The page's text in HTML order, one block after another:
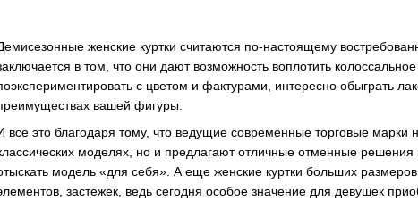
женские куртки считаются по-настоящему
в том, что они дают возможность воплотить
с цветом и фактурами, интересно обыграть
вашей фигуры.
все это благодаря тому, что ведущие современные торговые
моделях, но и предлагают отличные отменные
модель «для себя». А еще женские куртки больших
застежек, ведь сегодня особое значение для девушек